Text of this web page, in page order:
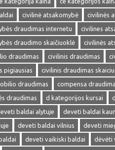
civilinė atsakomybė
civilinės
draudimas internetu
civilines
draudimo skaičiuoklė
civilinės
draudimas
civilinis draudimas
pigiausias
civilinis draudimas
draudimas
compensa
draudimas
d kategorijos kursai
baldai alytuje deveti baldai
deveti baldai vilnius deveti
deveti vaikiski baldai dėvėti